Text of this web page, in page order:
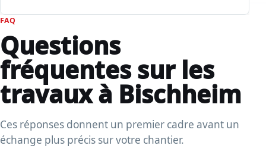
FAQ
Questions
fréquentes sur les
travaux à Bischheim
Ces réponses donnent un premier cadre avant un
échange plus précis sur votre chantier.